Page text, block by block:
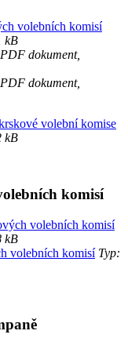
volebních komisí
kB
dokument,
dokument,
volební komise
kB
komisí
volebních komisí
kB
volebních komisíTyp: